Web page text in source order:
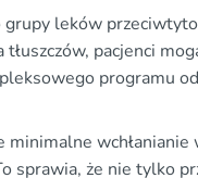
leków
pacjenci
programu
wchłanianie
sprawia, że nie tylko